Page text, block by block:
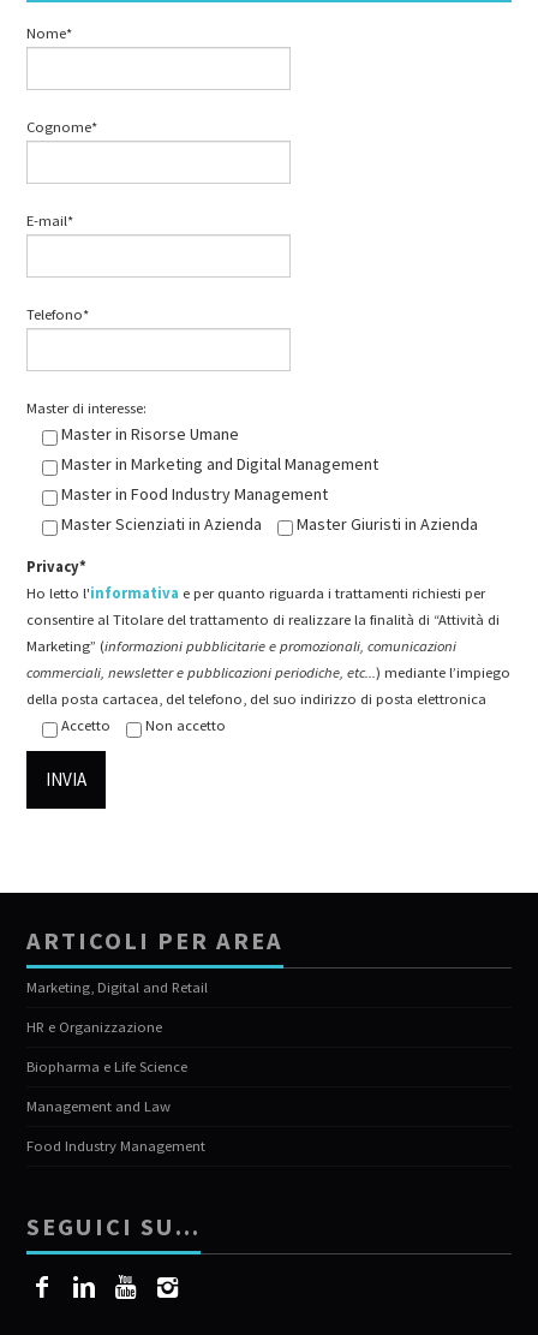
Nome*
Cognome*
E-mail*
Telefono*
Master di interesse:
Master in Risorse Umane
Master in Marketing and Digital Management
Master in Food Industry Management
Master Scienziati in Azienda
Master Giuristi in Azienda
Privacy*
Ho letto l'informativa e per quanto riguarda i trattamenti richiesti per
consentire al Titolare del trattamento di realizzare la finalità di “Attività di
Marketing” (informazioni pubblicitarie e promozionali, comunicazioni
commerciali, newsletter e pubblicazioni periodiche, etc...) mediante l’impiego
della posta cartacea, del telefono, del suo indirizzo di posta elettronica
Accetto
Non accetto
ARTICOLI PER AREA
Marketing, Digital and Retail
HR e Organizzazione
Biopharma e Life Science
Management and Law
Food Industry Management
SEGUICI SU…